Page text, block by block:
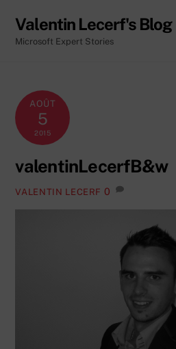
content
Valentin Lecerf's Blog
Microsoft Expert Stories
AOÛT
5
2015
valentinLecerfB&w
VALENTIN LECERF 0